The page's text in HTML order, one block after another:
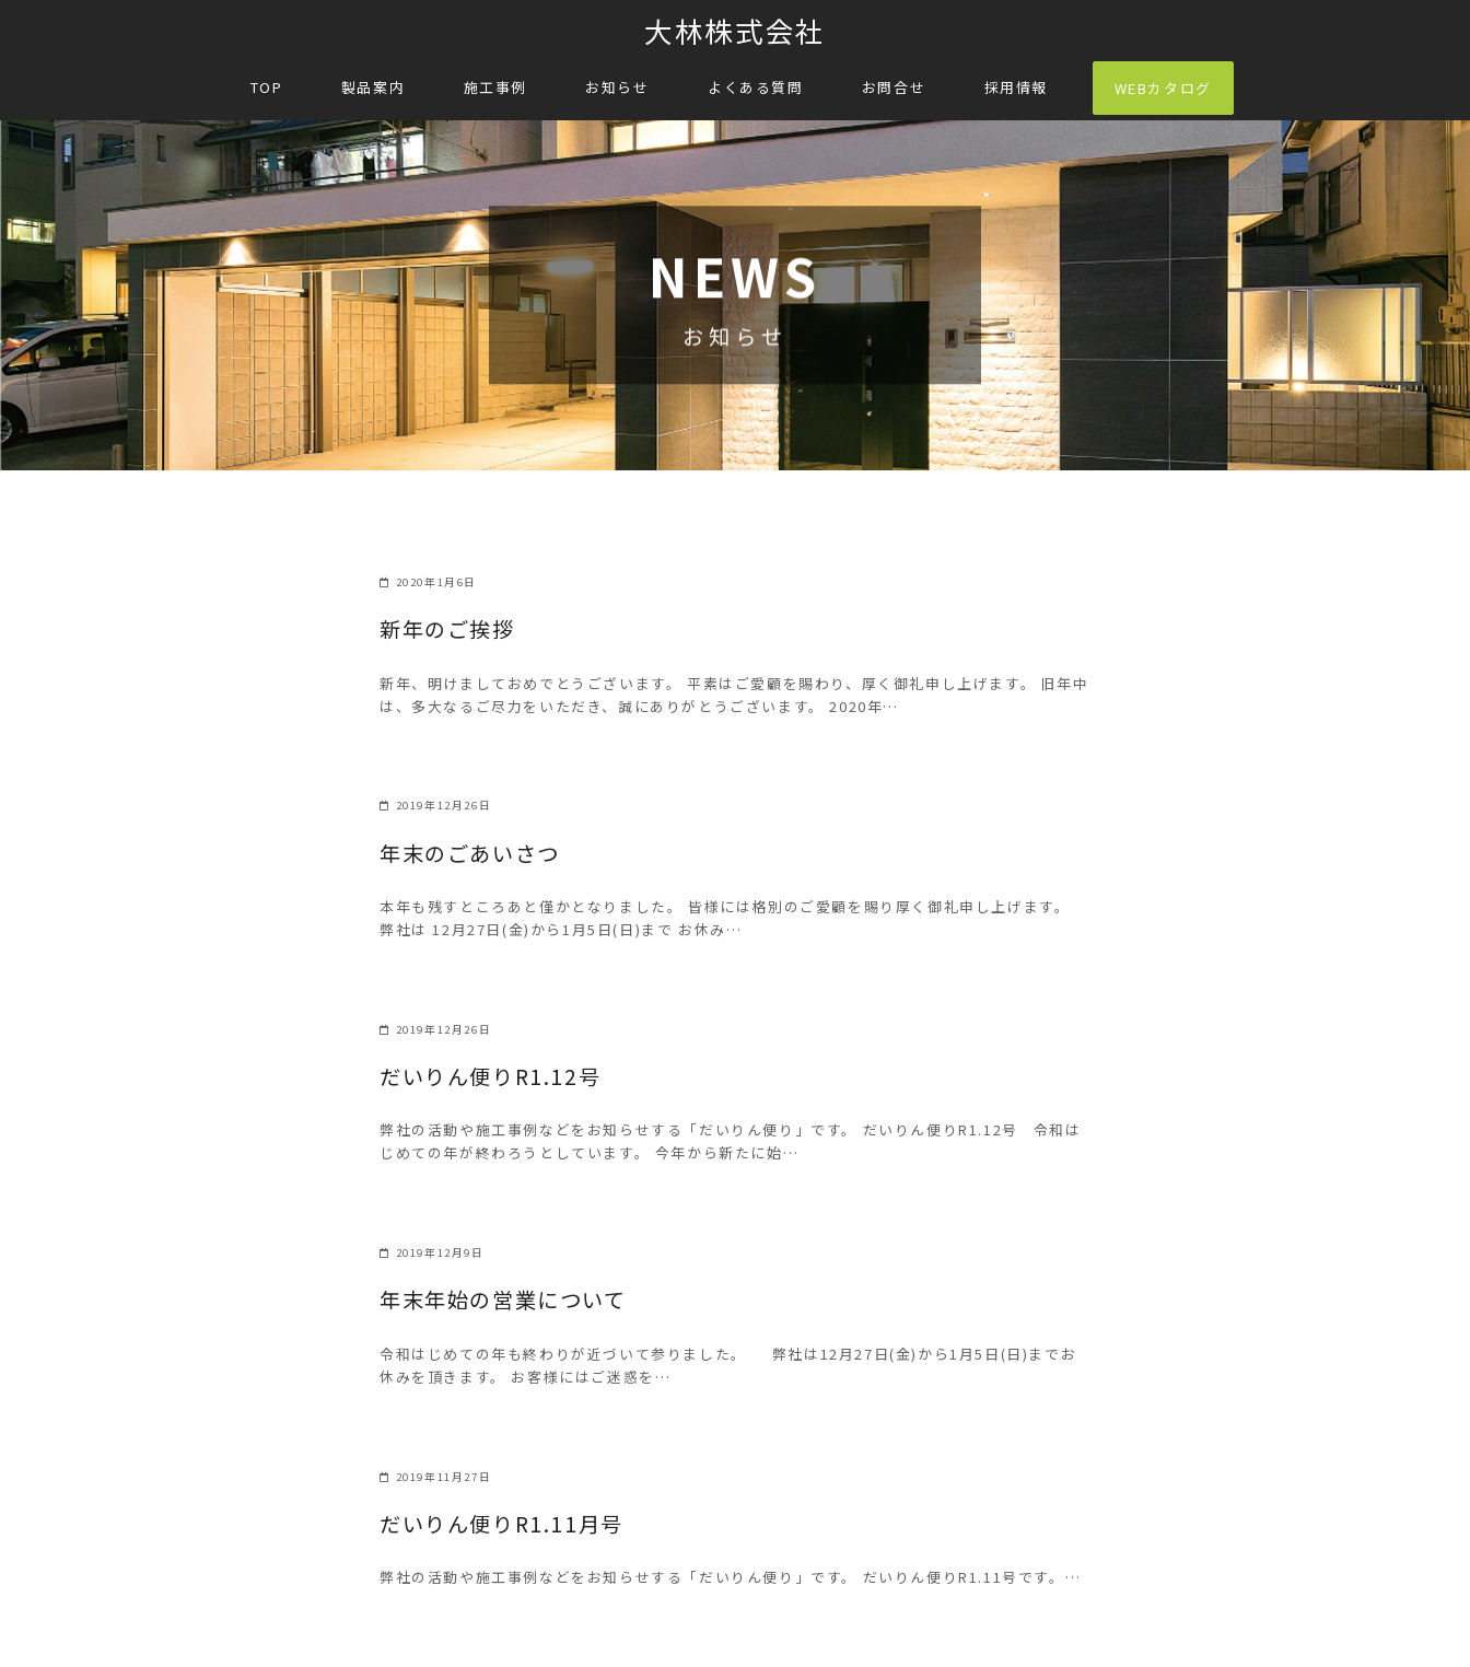
大林株式会社
TOP 製品案内 施工事例 お知らせ よくある質問 お問合せ 採用情報 WEBカタログ
NEWS
お知らせ
2020年1月6日
新年のご挨拶
新年、明けましておめでとうございます。 平素はご愛顧を賜わり、厚く御礼申し上げます。 旧年中
は、多大なるご尽力をいただき、誠にありがとうございます。 2020年…
2019年12月26日
年末のごあいさつ
本年も残すところあと僅かとなりました。 皆様には格別のご愛顧を賜り厚く御礼申し上げます。
弊社は 12月27日(金)から1月5日(日)まで お休み…
2019年12月26日
だいりん便りR1.12号
弊社の活動や施工事例などをお知らせする「だいりん便り」です。 だいりん便りR1.12号 令和は
じめての年が終わろうとしています。 今年から新たに始…
2019年12月9日
年末年始の営業について
令和はじめての年も終わりが近づいて参りました。 弊社は12月27日(金)から1月5日(日)までお
休みを頂きます。 お客様にはご迷惑を…
2019年11月27日
だいりん便りR1.11月号
弊社の活動や施工事例などをお知らせする「だいりん便り」です。 だいりん便りR1.11号です。…